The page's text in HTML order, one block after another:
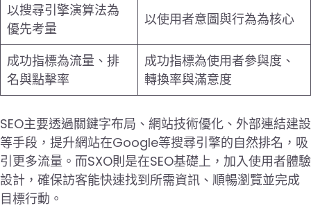
以搜尋引擎演算法為
優先考量
以使用者意圖與行為為核心
成功指標為流量、排
名與點擊率
成功指標為使用者參與度、
轉換率與滿意度
SEO主要透過關鍵字布局、網站技術優化、外部連結建設
等手段，提升網站在Google等搜尋引擎的自然排名，吸
引更多流量。而SXO則是在SEO基礎上，加入使用者體驗
設計，確保訪客能快速找到所需資訊、順暢瀏覽並完成
目標行動。